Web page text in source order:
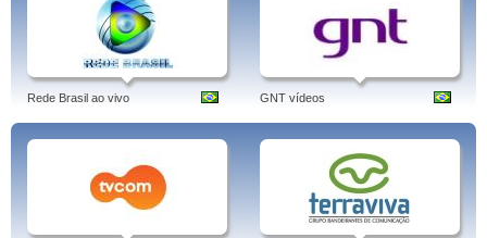
Rede Brasil ao vivo GNT vídeos